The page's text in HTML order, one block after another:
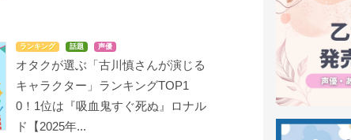
ランキング 話題 声優
オタクが選ぶ「古川慎さんが演じる
キャラクター」ランキングTOP1
0！1位は『吸血鬼すぐ死ぬ』ロナル
ド【2025年...